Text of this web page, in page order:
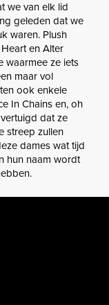
we van elk lid
geleden dat we
waren. Plush
en Alter
waarmee ze iets
maar vol
ook enkele
In Chains en, oh
dat ze
streep zullen
dames wat tijd
hun naam wordt